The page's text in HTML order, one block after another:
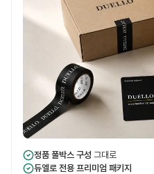
정품 풀박스 구성 그대로
듀엘로 전용 프리미엄 패키지